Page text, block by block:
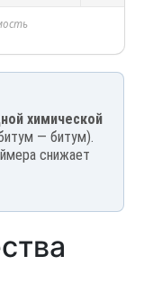
химической
— битум).
снижает